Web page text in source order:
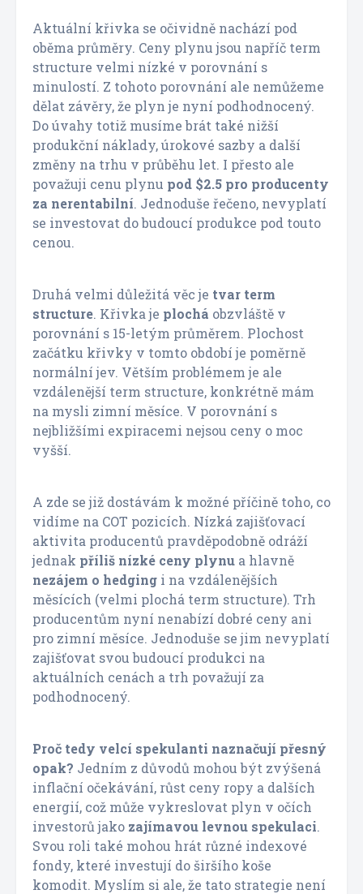
Aktuální křivka se očividně nachází pod
oběma průměry. Ceny plynu jsou napříč term
structure velmi nízké v porovnání s
minulostí. Z tohoto porovnání ale nemůžeme
dělat závěry, že plyn je nyní podhodnocený.
Do úvahy totiž musíme brát také nižší
produkční náklady, úrokové sazby a další
změny na trhu v průběhu let. I přesto ale
považuji cenu plynu pod $2.5 pro producenty
za nerentabilní. Jednoduše řečeno, nevyplatí
se investovat do budoucí produkce pod touto
cenou.
Druhá velmi důležitá věc je tvar term
structure. Křivka je plochá obzvláště v
porovnání s 15-letým průměrem. Plochost
začátku křivky v tomto období je poměrně
normální jev. Větším problémem je ale
vzdálenější term structure, konkrétně mám
na mysli zimní měsíce. V porovnání s
nejbližšími expiracemi nejsou ceny o moc
vyšší.
A zde se již dostávám k možné příčině toho, co
vidíme na COT pozicích. Nízká zajišťovací
aktivita producentů pravděpodobně odráží
jednak příliš nízké ceny plynu a hlavně
nezájem o hedging i na vzdálenějších
měsících (velmi plochá term structure). Trh
producentům nyní nenabízí dobré ceny ani
pro zimní měsíce. Jednoduše se jim nevyplatí
zajišťovat svou budoucí produkci na
aktuálních cenách a trh považují za
podhodnocený.
Proč tedy velcí spekulanti naznačují přesný
opak? Jedním z důvodů mohou být zvýšená
inflační očekávání, růst ceny ropy a dalších
energií, což může vykreslovat plyn v očích
investorů jako zajímavou levnou spekulaci.
Svou roli také mohou hrát různé indexové
fondy, které investují do širšího koše
komodit. Myslím si ale, že tato strategie není